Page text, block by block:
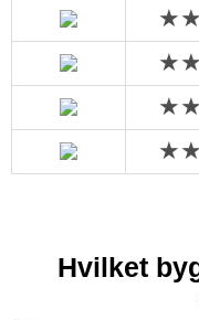
Hvilket